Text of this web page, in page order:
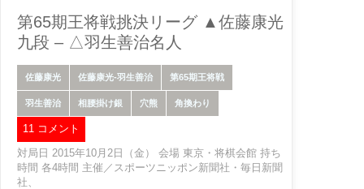
第65期王将戦挑決リーグ ▲佐藤康光
九段 – △羽生善治名人
佐藤康光 佐藤康光-羽生善治 第65期王将戦
羽生善治 相腰掛け銀 穴熊 角換わり
11 コメント
対局日 2015年10月2日（金） 会場 東京・将棋会館 持ち
時間 各4時間 主催／スポーツニッポン新聞社・毎日新聞
社、